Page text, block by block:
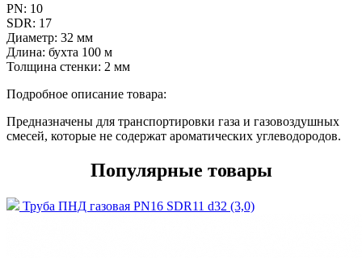
PN: 10
SDR: 17
Диаметр: 32 мм
Длина: бухта 100 м
Толщина стенки: 2 мм
Подробное описание товара:
Предназначены для транспортировки газа и газовоздушных
смесей, которые не содержат ароматических углеводородов.
Популярные товары
Труба ПНД газовая PN16 SDR11 d32 (3,0)